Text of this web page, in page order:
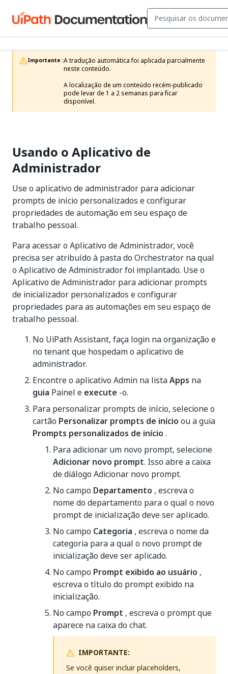
Importante :A tradução automática foi aplicada parcialmente
neste conteúdo.
A localização de um conteúdo recém-publicado
pode levar de 1 a 2 semanas para ficar
disponível.
Usando o Aplicativo de
Administrador
Use o aplicativo de administrador para adicionar
prompts de início personalizados e configurar
propriedades de automação em seu espaço de
trabalho pessoal.
Para acessar o Aplicativo de Administrador, você
precisa ser atribuído à pasta do Orchestrator na qual
o Aplicativo de Administrador foi implantado. Use o
Aplicativo de Administrador para adicionar prompts
de inicializador personalizados e configurar
propriedades para as automações em seu espaço de
trabalho pessoal.
No UiPath Assistant, faça login na organização e
no tenant que hospedam o aplicativo de
administrador.
Encontre o aplicativo Admin na listaApps na
guia Painel e execute -o.
Para personalizar prompts de início, selecione o
cartão Personalizar prompts de início ou a guia
Prompts personalizados de início .
Para adicionar um novo prompt, selecione
Adicionar novo prompt. Isso abre a caixa
de diálogo Adicionar novo prompt.
No campo Departamento , escreva o
nome do departamento para o qual o novo
prompt de inicialização deve ser aplicado.
No campo Categoria , escreva o nome da
categoria para a qual o novo prompt de
inicialização deve ser aplicado.
No campo Prompt exibido ao usuário ,
escreva o título do prompt exibido na
inicialização.
No campo Prompt , escreva o prompt que
aparece na caixa do chat.
IMPORTANTE:
Se você quiser incluir placeholders,